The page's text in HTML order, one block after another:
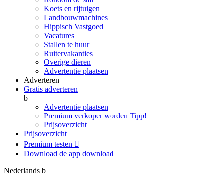
Koets en rijtuigen
Landbouwmachines
Hippisch Vastgoed
Vacatures
Stallen te huur
Ruitervakanties
Overige dieren
Advertentie plaatsen
Adverteren
Gratis adverteren
b
Advertentie plaatsen
Premium verkoper worden Tipp!
Prijsoverzicht
Prijsoverzicht
Premium testen 
Download de app download
Nederlands b